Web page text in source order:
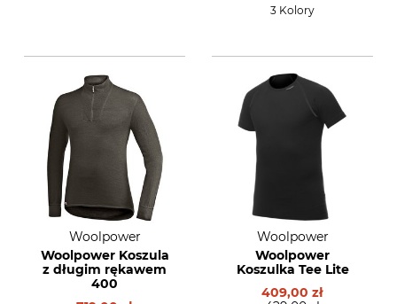
3 Kolory
Woolpower
Woolpower Koszula
z długim rękawem
400
Woolpower
Woolpower
Koszulka Tee Lite
409,00 zł